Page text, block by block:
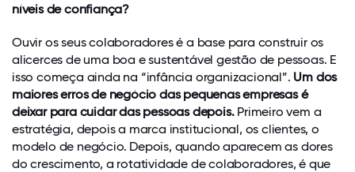
níveis de confiança?
Ouvir os seus colaboradores é a base para construir os
alicerces de uma boa e sustentável gestão de pessoas. E
isso começa ainda na “infância organizacional”. Um dos
maiores erros de negócio das pequenas empresas é
deixar para cuidar das pessoas depois.Primeiro vem a
estratégia, depois a marca institucional, os clientes, o
modelo de negócio. Depois, quando aparecem as dores
do crescimento, a rotatividade de colaboradores, é que